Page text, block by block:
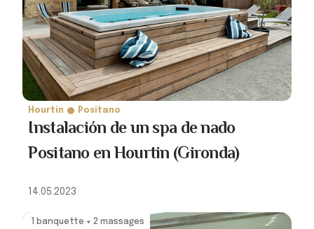
Hourtin Positano
Instalación de un spa de nado
Positano en Hourtin (Gironda)
14.05.2023
1 banquette + 2 massages